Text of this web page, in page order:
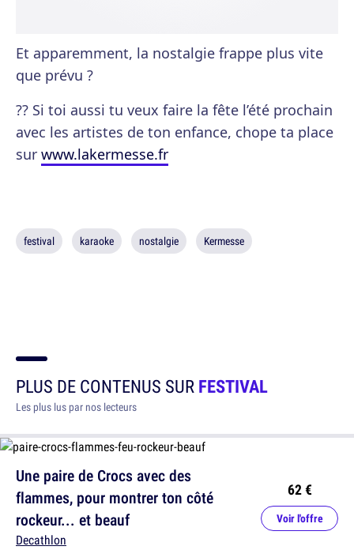
Et apparemment, la nostalgie frappe plus vite
que prévu ?
?? Si toi aussi tu veux faire la fête l’été prochain
avec les artistes de ton enfance, chope ta place
sur www.lakermesse.fr
festival karaoke nostalgie Kermesse
PLUS DE CONTENUS SURFESTIVAL
Les plus lus par nos lecteurs
Une paire de Crocs avec des
flammes, pour montrer ton côté
rockeur... et beauf
Decathlon
62 €
Voir l'offre